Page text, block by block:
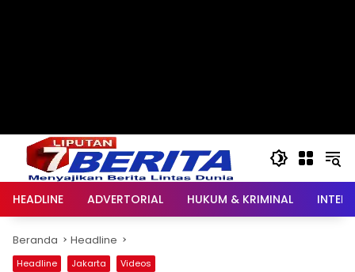
HEADLINE ADVERTORIAL HUKUM & KRIMINAL
Beranda Headline
Headline Jakarta Videos